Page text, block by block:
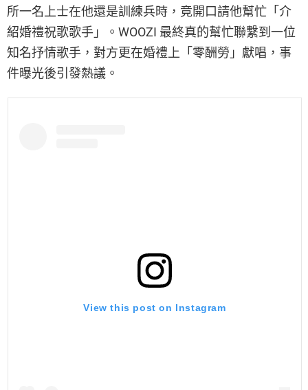
所一名上士在他還是訓練兵時，竟開口請他幫忙「介
紹婚禮祝歌歌手」。WOOZI 最終真的幫忙聯繫到一位
知名抒情歌手，對方更在婚禮上「零酬勞」獻唱，事
件曝光後引發熱議。
View this post on Instagram